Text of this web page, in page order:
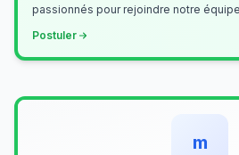
passionnés pour rejoindre notre équipe. 👨‍🍳
Postuler
m